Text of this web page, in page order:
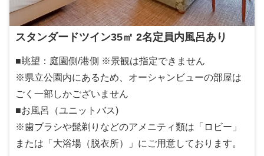
スタンダードツイン35㎡ 2名定員内風呂あり
■眺望：庭園側/港側 ※景観は指定できません
※県立公園内にあるため、オーシャンビューの部屋は
ごく一部しかございません
■お風呂（ユニットバス)
※歯ブラシや髭剃りなどのアメニティ類は「ロビー」
または「大浴場（脱衣所）」にご用意しております。